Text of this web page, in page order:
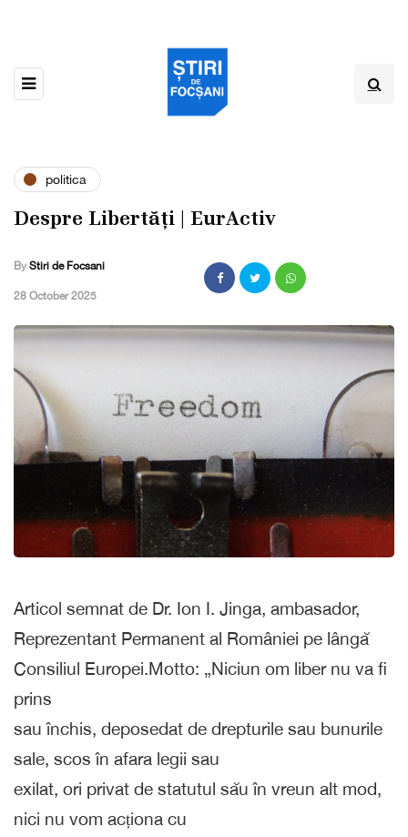
politica
Despre Libertăți | EurActiv
By Stiri de Focsani
,28 October 2025
Articol semnat de Dr. Ion I. Jinga, ambasador,
Reprezentant Permanent al României pe lângă
Consiliul Europei.Motto: „Niciun om liber nu va fi
prins
sau închis, deposedat de drepturile sau bunurile
sale, scos în afara legii sau
exilat, ori privat de statutul său în vreun alt mod,
nici nu vom acționa cu